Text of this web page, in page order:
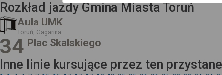
Rozkład jazdy Gmina Miasta Toruń
Aula UMK
Toruń, Gagarina
34 Plac Skalskiego
Inne linie kursujące przez ten